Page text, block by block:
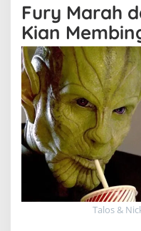
Fury Marah
Kian
Talos &